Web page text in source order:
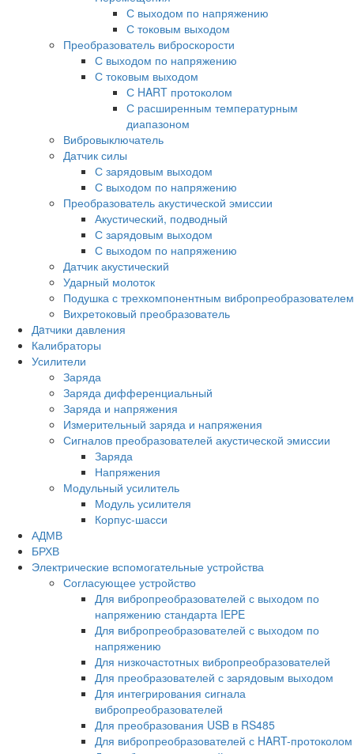
С выходом по напряжению
С токовым выходом
Преобразователь виброскорости
С выходом по напряжению
С токовым выходом
С HART протоколом
С расширенным температурным
диапазоном
Вибровыключатель
Датчик силы
С зарядовым выходом
С выходом по напряжению
Преобразователь акустической эмиссии
Акустический, подводный
С зарядовым выходом
С выходом по напряжению
Датчик акустический
Ударный молоток
Подушка с трехкомпонентным вибропреобразователем
Вихретоковый преобразователь
Дaтчики давления
Калибраторы
Усилители
Заряда
Заряда дифференциальный
Заряда и напряжения
Измерительный заряда и напряжения
Сигналов преобразователей акустической эмиссии
Заряда
Напряжения
Модульный усилитель
Модуль усилителя
Корпус-шасси
АДМВ
БРХВ
Электрические вспомогательные устройства
Согласующее устройство
Для вибропреобразователей с выходом по
напряжению стандарта IEPE
Для вибропреобразователей с выходом по
напряжению
Для низкочастотных вибропреобразователей
Для преобразователей с зарядовым выходом
Для интегрирования сигнала
вибропреобразователей
Для преобразования USB в RS485
Для вибропреобразователей с HART-протоколом